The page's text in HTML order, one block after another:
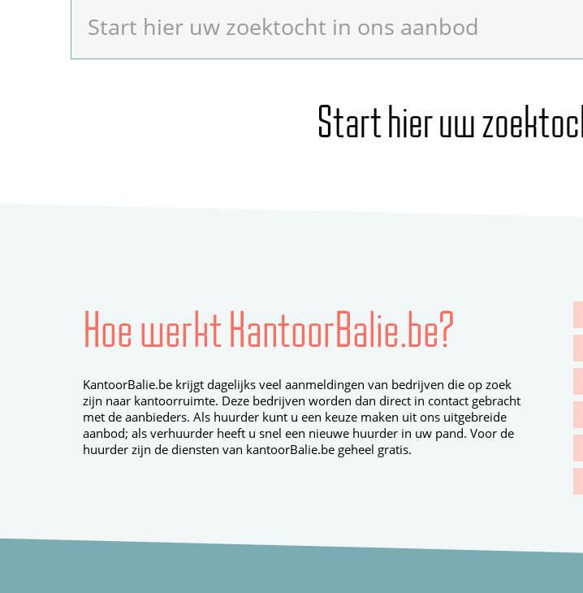
Start hier uw
Hoe werkt KantoorBalie.be?
KantoorBalie.be krijgt dagelijks veel aanmeldingen van bedrijven die op zoek
zijn naar kantoorruimte. Deze bedrijven worden dan direct in contact gebracht
met de aanbieders. Als huurder kunt u een keuze maken uit ons uitgebreide
aanbod; als verhuurder heeft u snel een nieuwe huurder in uw pand. Voor de
huurder zijn de diensten van kantoorBalie.be geheel gratis.